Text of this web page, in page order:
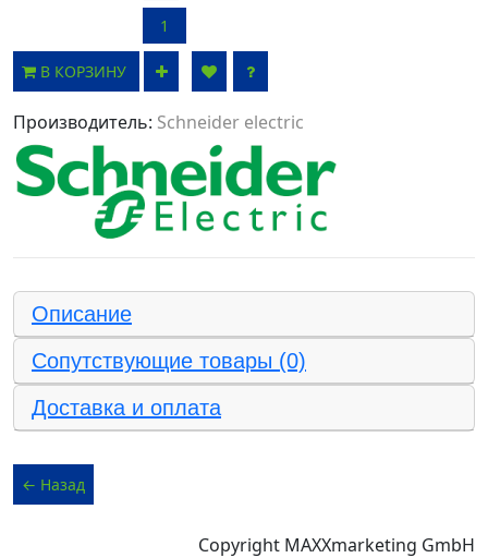
В КОРЗИНУ
Производитель: Schneider electric
Описание
Сопутствующие товары (0)
Доставка и оплата
Copyright MAXXmarketing GmbH